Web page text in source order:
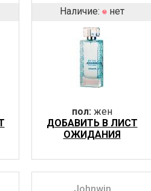
Наличие: нет
пол: жен
ДОБАВИТЬ В ЛИСТ
ОЖИДАНИЯ
Johnwin